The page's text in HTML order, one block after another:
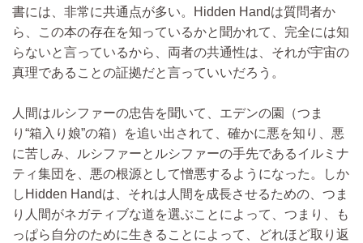
書には、非常に共通点が多い。Hidden Handは質問者か
ら、この本の存在を知っているかと聞かれて、完全には知
らないと言っているから、両者の共通性は、それが宇宙の
真理であることの証拠だと言っていいだろう。
人間はルシファーの忠告を聞いて、エデンの園（つま
り“箱入り娘”の箱）を追い出されて、確かに悪を知り、悪
に苦しみ、ルシファーとルシファーの手先であるイルミナ
ティ集団を、悪の根源として憎悪するようになった。しか
しHidden Handは、それは人間を成長させるための、つま
り人間がネガティブな道を選ぶことによって、つまり、も
っぱら自分のために生きることによって、どれほど取り返